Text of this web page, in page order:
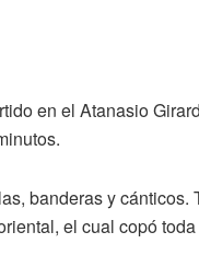
en el Atanasio
banderas y
el cual copó